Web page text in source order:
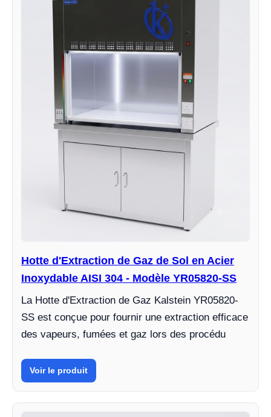
Hotte d'Extraction de Gaz de Sol en Acier
Inoxydable AISI 304 - Modèle YR05820-SS
La Hotte d'Extraction de Gaz Kalstein YR05820-
SS est conçue pour fournir une extraction efficace
des vapeurs, fumées et gaz lors des procédu
Voir le produit